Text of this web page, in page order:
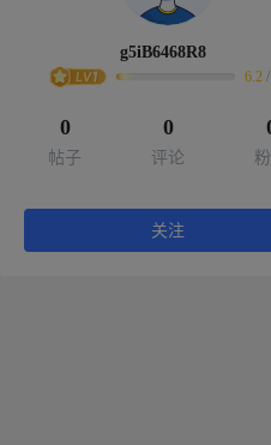
g5iB6468R8
6.2 /
0
帖子
0
评论
关注